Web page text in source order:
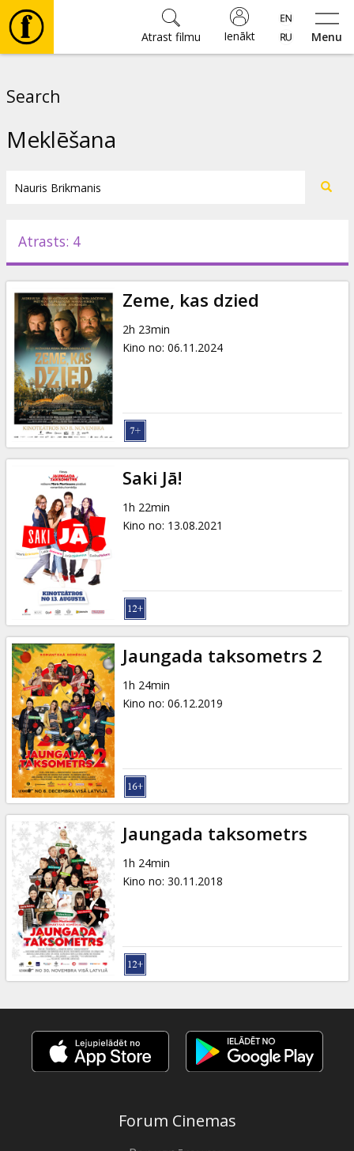
Menu
Ienākt
Atrast filmu
Pasākumi
Ziņas
Dāvanu
kartes
Uzkodas
B2B
Kino
Klubs
Search
Meklēšana
Atrasts: 4
Zeme, kas dzied
2h 23min
Kino no: 06.11.2024
Saki Jā!
1h 22min
Kino no: 13.08.2021
Jaungada taksometrs 2
1h 24min
Kino no: 06.12.2019
Jaungada taksometrs
1h 24min
Kino no: 30.11.2018
Forum Cinemas